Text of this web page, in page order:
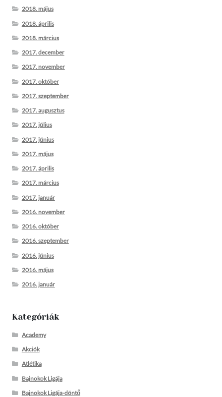
2018. május
2018. április
2018. március
2017. december
2017. november
2017. október
2017. szeptember
2017. augusztus
2017. július
2017. június
2017. május
2017. április
2017. március
2017. január
2016. november
2016. október
2016. szeptember
2016. június
2016. május
2016. január
Kategóriák
Academy
Akciók
Atlétika
Bajnokok Ligája
Bajnokok Ligája-döntő